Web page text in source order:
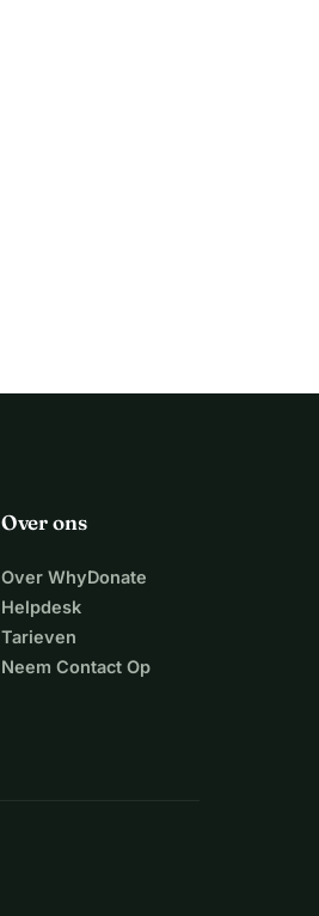
Over ons
Over WhyDonate
Helpdesk
Tarieven
Neem Contact Op